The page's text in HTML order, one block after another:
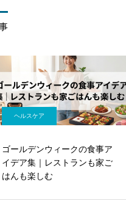
ヘルスケア
ゴールデンウィークの食事ア
イデア集｜レストランも家ご
はんも楽しむ